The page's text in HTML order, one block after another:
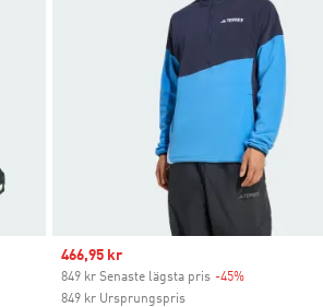
Sale price
466,95 kr
849 kr Senaste lägsta pris -45%
849 kr Ursprungspris